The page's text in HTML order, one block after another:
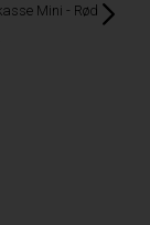
Mini - Rød